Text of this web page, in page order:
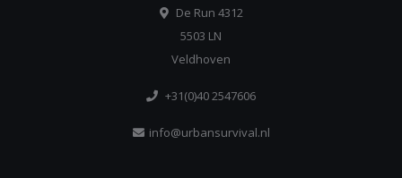
De Run 4312
5503 LN
Veldhoven
+31(0)40 2547606
info@urbansurvival.nl